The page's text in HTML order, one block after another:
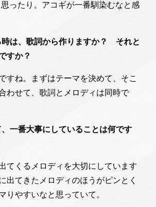
思ったり。アコギが一番馴染むなと感
は、歌詞から作りますか？ それと
すか？
すね。まずはテーマを決めて、そこ
わせて、歌詞とメロディは同時で
一番大事にしていることは何です
てくるメロディを大切にしています
出てきたメロディのほうがピンとく
りやすいなと思っていて。